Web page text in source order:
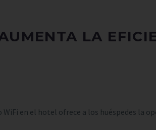
LA
en el hotel ofrece a los huéspedes la